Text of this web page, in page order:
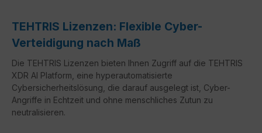
TEHTRIS Lizenzen: Flexible Cyber-
Verteidigung nach Maß
Die TEHTRIS Lizenzen bieten Ihnen Zugriff auf die TEHTRIS
XDR AI Platform, eine hyperautomatisierte
Cybersicherheitslösung, die darauf ausgelegt ist, Cyber-
Angriffe in Echtzeit und ohne menschliches Zutun zu
neutralisieren.